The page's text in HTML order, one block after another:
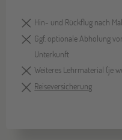
Hin- und Rückflug nach
Ggf. optionale Abholung
Unterkunft
Weiteres Lehrmaterial (je
Reiseversicherung